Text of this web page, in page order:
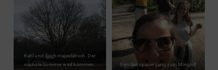
Kahl und doch majestätisch. Der
nächste Sommer wird kommen.
Familienspaziergang zum Minigolf